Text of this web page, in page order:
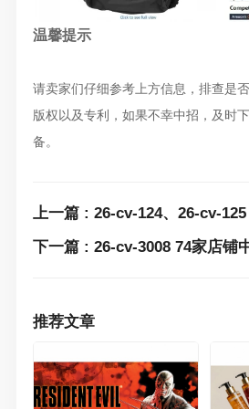
温馨提示
请卖家们仔细参考上方信息，排查是
版权以及专利，如果不幸中招，及时
备。
推荐文章